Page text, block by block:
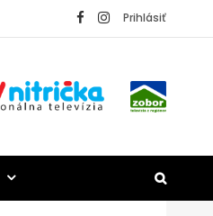
Prihlásiť